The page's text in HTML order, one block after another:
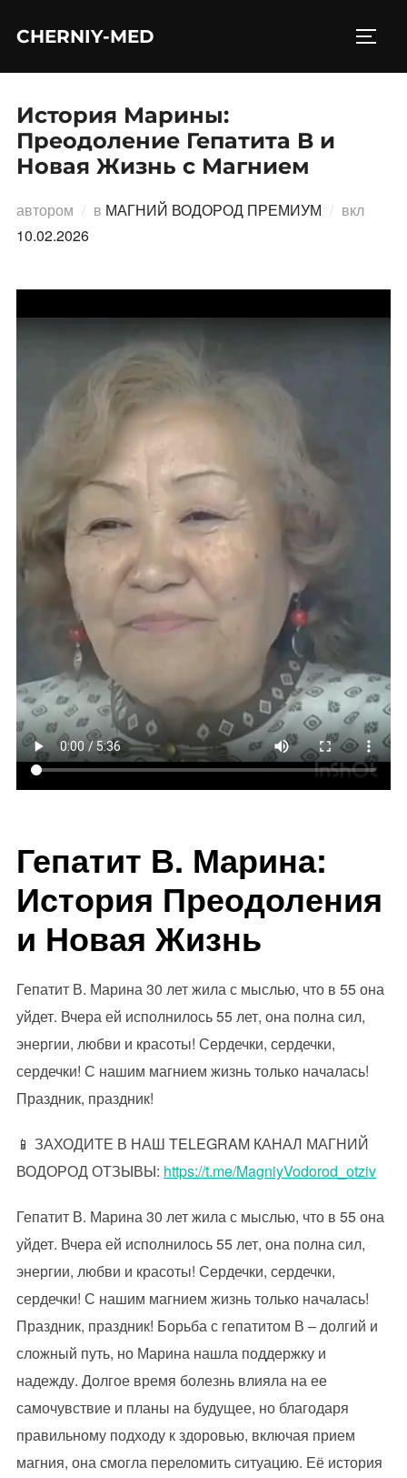
CHERNIY-MED
История Марины:
Преодоление Гепатита B и
Новая Жизнь с Магнием
автором в МАГНИЙ ВОДОРОД ПРЕМИУМ вкл
10.02.2026
Гепатит В. Марина:
История Преодоления
и Новая Жизнь
Гепатит В. Марина 30 лет жила с мыслью, что в 55 она
уйдет. Вчера ей исполнилось 55 лет, она полна сил,
энергии, любви и красоты! Сердечки, сердечки,
сердечки! С нашим магнием жизнь только началась!
Праздник, праздник!
📱 ЗАХОДИТЕ В НАШ TELEGRAM КАНАЛ МАГНИЙ
ВОДОРОД ОТЗЫВЫ: https://t.me/MagniyVodorod_otziv
Гепатит В. Марина 30 лет жила с мыслью, что в 55 она
уйдет. Вчера ей исполнилось 55 лет, она полна сил,
энергии, любви и красоты! Сердечки, сердечки,
сердечки! С нашим магнием жизнь только началась!
Праздник, праздник! Борьба с гепатитом В – долгий и
сложный путь, но Марина нашла поддержку и
надежду. Долгое время болезнь влияла на ее
самочувствие и планы на будущее, но благодаря
правильному подходу к здоровью, включая прием
магния, она смогла переломить ситуацию. Её история